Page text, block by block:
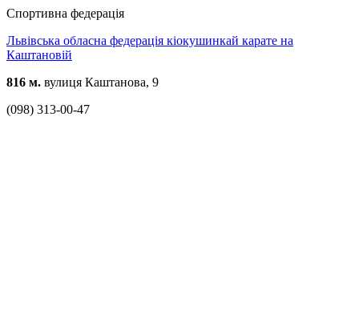
Спортивна федерація
Львівська обласна федерація кіокушинкай карате на
Каштановій
816 м. вулиця Каштанова, 9
(098) 313-00-47